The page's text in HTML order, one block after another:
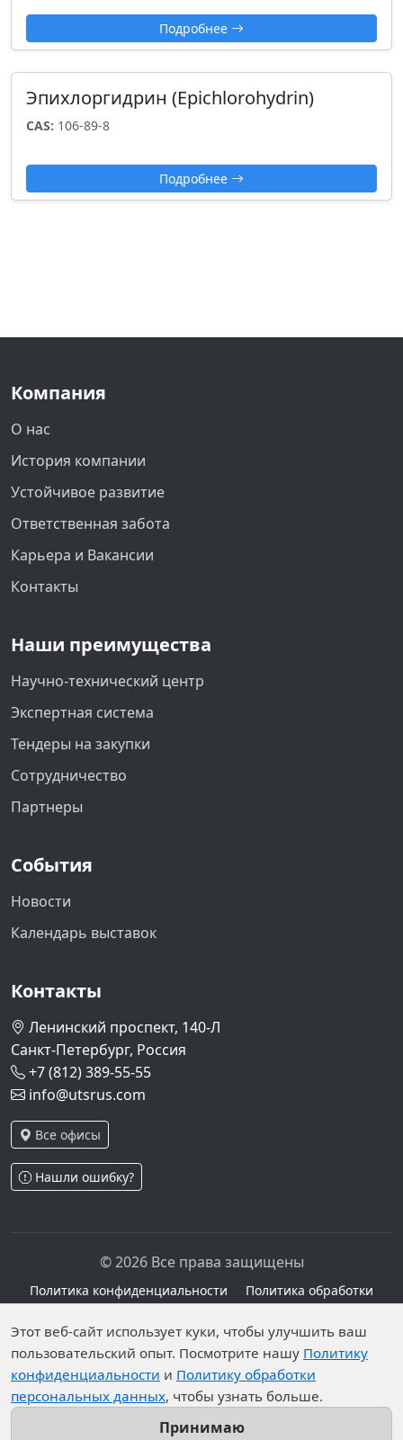
Подробнее
Эпихлоргидрин (Epichlorohydrin)
CAS: 106-89-8
Подробнее
Компания
О нас
История компании
Устойчивое развитие
Ответственная забота
Карьера и Вакансии
Контакты
Наши преимущества
Научно-технический центр
Экспертная система
Тендеры на закупки
Сотрудничество
Партнеры
События
Новости
Календарь выставок
Контакты
Ленинский проспект, 140-Л
Санкт-Петербург, Россия
+7 (812) 389-55-55
info@utsrus.com
Все офисы
Нашли ошибку?
© 2026 Все права защищены
Политика конфиденциальности
Политика обработки
Персональные данные опубликованы на сайте при
наличии правовых оснований в соответствии с ч.1
ст.6 и ст.10.1 152-ФЗ. Субъектами установлены
запреты на обработку неограниченных кругом лиц
опубликованных персональных данных.
Этот веб-сайт использует куки, чтобы улучшить ваш
пользовательский опыт. Посмотрите нашу Политику
конфиденциальности и Политику обработки
персональных данных, чтобы узнать больше.
Принимаю